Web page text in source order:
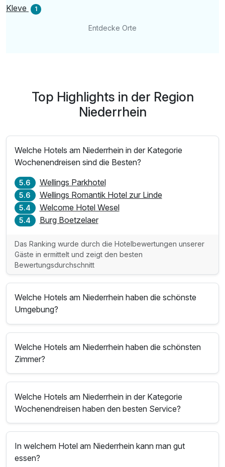
Kleve 1
Entdecke Orte
Top Highlights in der Region
Niederrhein
Welche Hotels am Niederrhein in der Kategorie
Wochenendreisen sind die Besten?
5.6 Wellings Parkhotel
5.6 Wellings Romantik Hotel zur Linde
5.4 Welcome Hotel Wesel
5.4 Burg Boetzelaer
Das Ranking wurde durch die Hotelbewertungen unserer
Gäste in ermittelt und zeigt den besten
Bewertungsdurchschnitt
Welche Hotels am Niederrhein haben die schönste
Umgebung?
Welche Hotels am Niederrhein haben die schönsten
Zimmer?
Welche Hotels am Niederrhein in der Kategorie
Wochenendreisen haben den besten Service?
In welchem Hotel am Niederrhein kann man gut
essen?